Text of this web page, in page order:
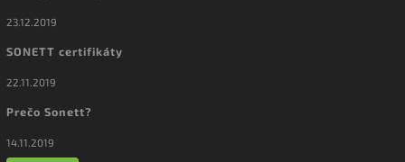
23.12.2019
SONETT certifikáty
22.11.2019
Prečo Sonett?
14.11.2019